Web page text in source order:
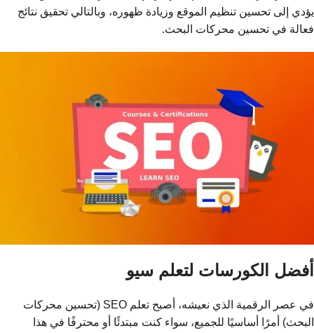
يؤدي إلى تحسين تنظيم الموقع وزيادة ظهوره، وبالتالي تحقيق نتائج
فعالة في تحسين محركات البحث.
أفضل الكورسات لتعلم سيو
في عصر الرقمية الذي نعيشه، أصبح تعلم SEO (تحسين محركات
البحث) أمرًا أساسيًا للجميع، سواء كنت مبتدئًا أو محترفًا في هذا